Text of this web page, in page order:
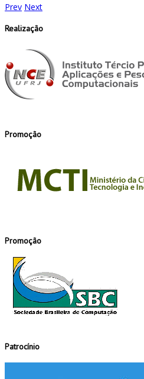
Prev Next
Realização
Promoção
Promoção
Patrocínio